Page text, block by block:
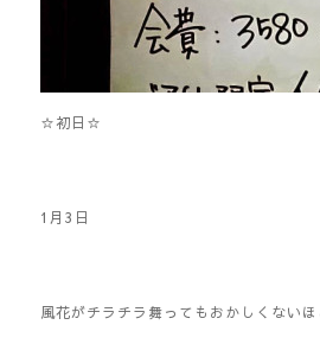
☆初日☆
1月3日
風花がチラチラ舞ってもおかしくない